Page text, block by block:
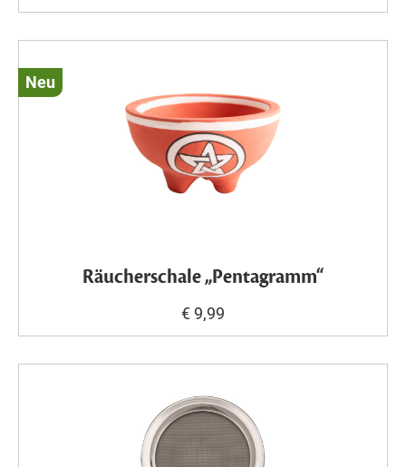
Neu
Räucherschale „Pentagramm“
€ 9,99